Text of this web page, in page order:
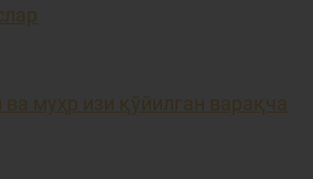
муҳр изи қўйилган варақча